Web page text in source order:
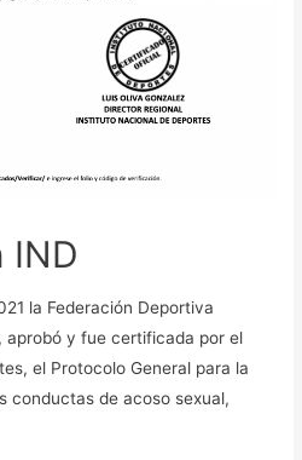
IND
la Federación Deportiva
aprobó y fue certificada por el
el Protocolo General para la
conductas de acoso sexual,